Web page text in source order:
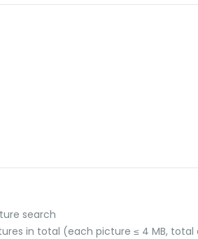
search
in total (each picture ≤ 4 MB, total